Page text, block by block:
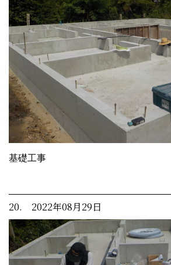
基礎工事
20. 2022年08月29日